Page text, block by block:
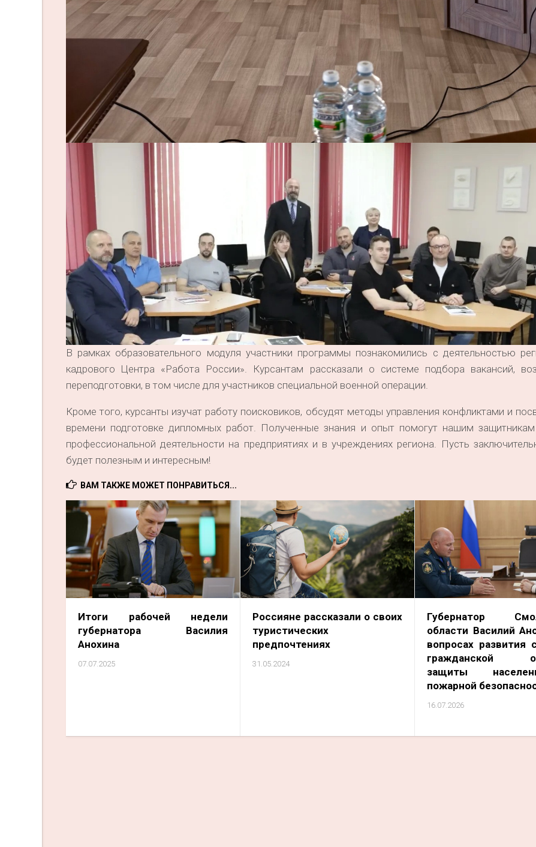
В рамках образовательного модуля участники программы познакомились с деятельностью
кадрового Центра «Работа России». Курсантам рассказали о системе подбора вакансий,
переподготовки, в том числе для участников специальной военной операции.
Кроме того, курсанты изучат работу поисковиков, обсудят методы управления конфликтами и
времени подготовке дипломных работ. Полученные знания и опыт помогут нашим
профессиональной деятельности на предприятиях и в учреждениях региона. Пусть
будет полезным и интересным!
ВАМ ТАКЖЕ МОЖЕТ ПОНРАВИТЬСЯ...
Итоги рабочей недели
губернатора Василия
Анохина
07.07.2025
Россияне рассказали о своих
туристических
предпочтениях
31.05.2024
Губернатор
области Василий
вопросах развития
гражданской
защиты
пожарной
16.07.2026